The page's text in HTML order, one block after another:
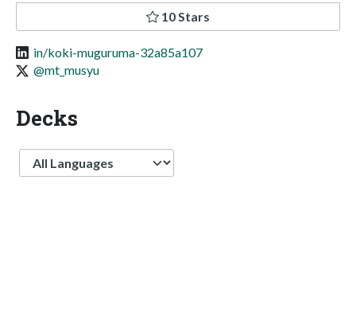
10 Stars
in/koki-muguruma-32a85a107
@mt_musyu
Decks
Language